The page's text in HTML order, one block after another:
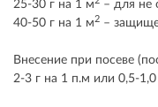
25-30 г на 1 м
– для не
40-50 г на 1 м 2 –
Внесение при посеве
2-3 г на 1 п.м или 0,5-1,0